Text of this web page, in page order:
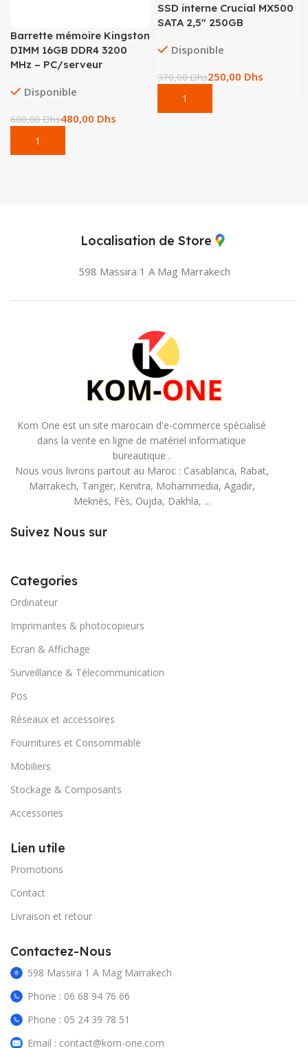
Barrette mémoire Kingston
DIMM 16GB DDR4 3200
MHz – PC/serveur
Disponible
600,00Dhs480,00 Dhs
SSD interne Crucial MX500
SATA 2,5″ 250GB
Disponible
370,00Dhs250,00 Dhs
Localisation de Store
598 Massira 1 A Mag Marrakech
Kom One est un site marocain d'e-commerce spécialisé
dans la vente en ligne de matériel informatique
bureautique .
Nous vous livrons partout au Maroc : Casablanca, Rabat,
Marrakech, Tanger, Kenitra, Mohammedia, Agadir,
Meknès, Fès, Oujda, Dakhla, ...
Suivez Nous sur
Categories
Ordinateur
Imprimantes & photocopieurs
Ecran & Affichage
Surveillance & Télecommunication
Pos
Réseaux et accessoires
Fournitures et Consommable
Mobiliers
Stockage & Composants
Accessories
Lien utile
Promotions
Contact
Livraison et retour
Contactez-Nous
598 Massira 1 A Mag Marrakech
Phone : 06 68 94 76 66
Phone : 05 24 39 78 51
Email : contact@kom-one.com